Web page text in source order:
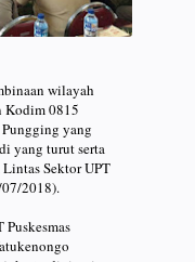
wilayah
Kodim 0815
yang
yang turut serta
Sektor UPT
07/2018).